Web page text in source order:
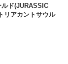
ド(JURASSIC
リアカントサウル